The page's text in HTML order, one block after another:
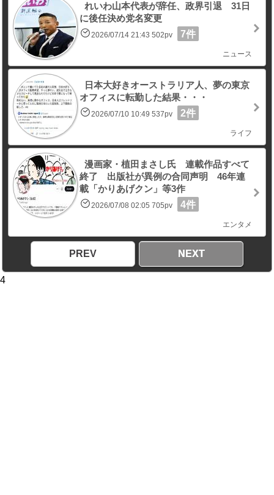
れいわ山本代表が辞任、政界引退 31日
に後任決め党名変更
2026/07/14 21:43 502pv 7件
ニュース
日本大好きオーストラリア人、夢の東京
オフィスに転勤した結果・・・
2026/07/10 10:49 537pv 2件
ライフ
漫画家・植田まさし氏 連載作品すべて
終了 出版社が異例の合同声明 46年連
載「かりあげクン」等3作
2026/07/08 02:05 705pv 4件
エンタメ
PREV NEXT
4